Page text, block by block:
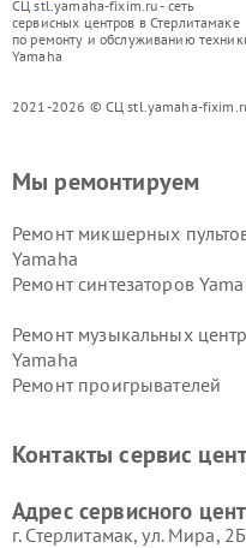
СЦ stl.yamaha-fixim.ru - сеть
сервисных центров в Стерлитамаке
по ремонту и обслуживанию
Yamaha
2021-2026 © СЦ stl.yamaha-
Мы ремонтируем
Ремонт микшерных
Yamaha
Ремонт синтезаторов
Ремонт музыкальных
Yamaha
Ремонт проигрывателей
Yamaha
Контакты сервис
Адрес сервисного
г. Стерлитамак, ул. Мира, 2Б